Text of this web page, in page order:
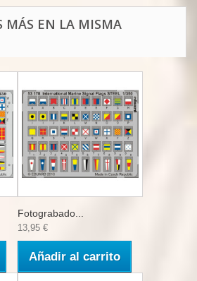
MÁS EN LA MISMA
Fotograbado...
13,95 €
Añadir al carrito